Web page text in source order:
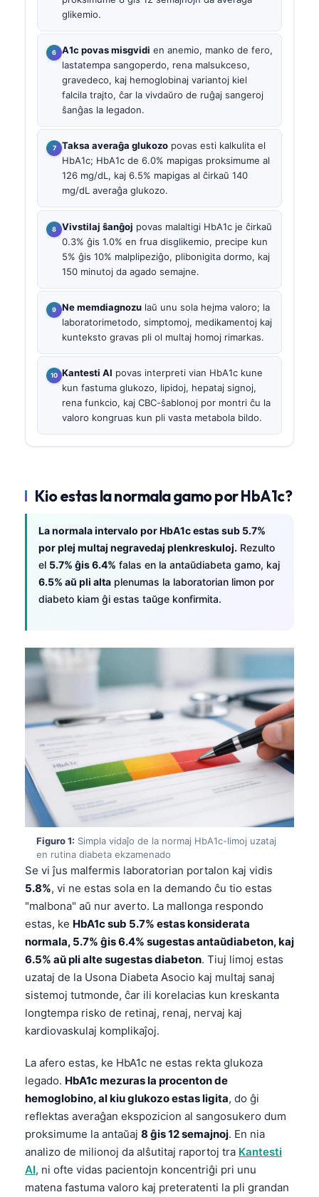
glikemio.
A1c povas misgvidi en anemio, manko de fero,
lastatempa sangoperdo, rena malsukceso,
gravedeco, kaj hemoglobinaj variantoj kiel
falcila trajto, ĉar la vivdaŭro de ruĝaj sangeroj
ŝanĝas la legadon.
Taksa averaĝa glukozo povas esti kalkulita el
HbA1c; HbA1c de 6.0% mapigas proksimume al
126 mg/dL, kaj 6.5% mapigas al ĉirkaŭ 140
mg/dL averaĝa glukozo.
Vivstilaj ŝanĝoj povas malaltigi HbA1c je ĉirkaŭ
0.3% ĝis 1.0% en frua disglikemio, precipe kun
5% ĝis 10% malplipeziĝo, plibonigita dormo, kaj
150 minutoj da agado semajne.
Ne memdiagnozu laŭ unu sola hejma valoro; la
laboratorimetodo, simptomoj, medikamentoj kaj
kunteksto gravas pli ol multaj homoj rimarkas.
Kantesti AI povas interpreti vian HbA1c kune
kun fastuma glukozo, lipidoj, hepataj signoj,
rena funkcio, kaj CBC-ŝablonoj por montri ĉu la
valoro kongruas kun pli vasta metabola bildo.
Kio estas la normala gamo por HbA1c?
La normala intervalo por HbA1c estas sub 5.7%
por plej multaj negravedaj plenkreskuloj. Rezulto
el 5.7% ĝis 6.4% falas en la antaŭdiabeta gamo, kaj
6.5% aŭ pli alta plenumas la laboratorian limon por
diabeto kiam ĝi estas taŭge konfirmita.
Figuro 1: Simpla vidaĵo de la normaj HbA1c-limoj uzataj
en rutina diabeta ekzamenado
Se vi ĵus malfermis laboratorian portalon kaj vidis
5.8%, vi ne estas sola en la demando ĉu tio estas
"malbona" aŭ nur averto. La mallonga respondo
estas, ke HbA1c sub 5.7% estas konsiderata
normala, 5.7% ĝis 6.4% sugestas antaŭdiabeton, kaj
6.5% aŭ pli alte sugestas diabeton. Tiuj limoj estas
uzataj de la Usona Diabeta Asocio kaj multaj sanaj
sistemoj tutmonde, ĉar ili korelacias kun kreskanta
longtempa risko de retinaj, renaj, nervaj kaj
kardiovaskulaj komplikaĵoj.
La afero estas, ke HbA1c ne estas rekta glukoza
legado. HbA1c mezuras la procenton de
hemoglobino, al kiu glukozo estas ligita, do ĝi
reflektas averaĝan ekspozicion al sangosukero dum
proksimume la antaŭaj 8 ĝis 12 semajnoj. En nia
analizo de milionoj da alŝutitaj raportoj tra Kantesti
AI, ni ofte vidas pacientojn koncentriĝi pri unu
matena fastuma valoro kaj preteratenti la pli grandan